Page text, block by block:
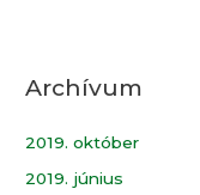
Archívum
2019. október
2019. június